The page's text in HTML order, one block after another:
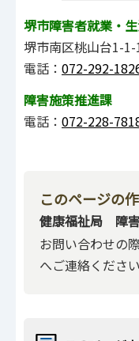
堺市障害者就業・
堺市南区桃山台1-
電話： 072-292-
障害施策推進課
電話： 072-228-
このページの
健康福祉局 障
お問い合わせの
へご連絡ください